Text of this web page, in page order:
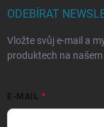
ODEBÍRAT
Vložte svůj e-mail a
produktech na našem
E-MAIL